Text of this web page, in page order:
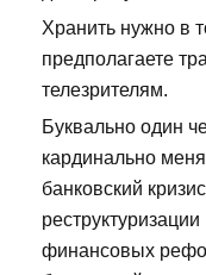
Хранить нужно в
предполагаете
телезрителям.
Буквально один
кардинально
банковский
финансовых